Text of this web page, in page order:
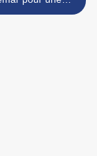
stéphanoise >